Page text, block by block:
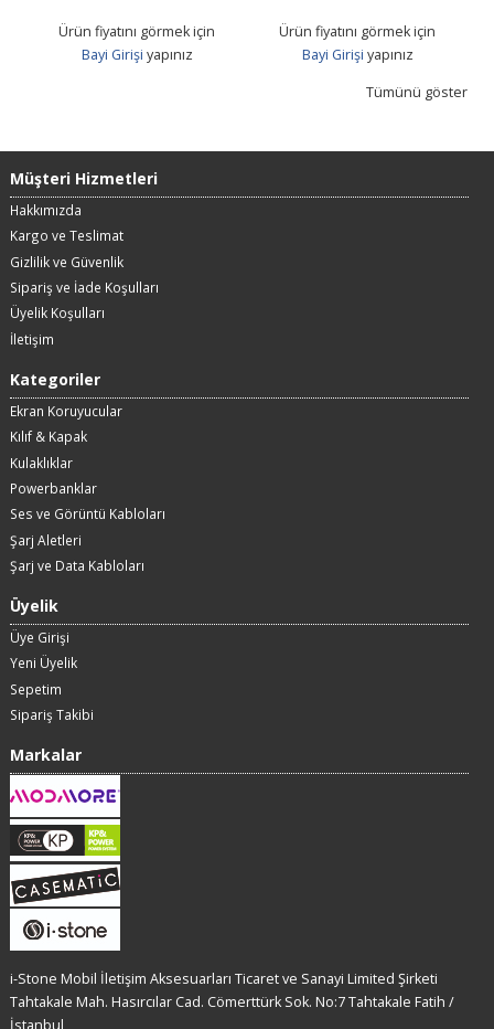
Ürün fiyatını görmek için
Bayi Girişi yapınız
Ürün fiyatını görmek için
Bayi Girişi yapınız
Tümünü göster
Müşteri Hizmetleri
Hakkımızda
Kargo ve Teslimat
Gizlilik ve Güvenlik
Sipariş ve İade Koşulları
Üyelik Koşulları
İletişim
Kategoriler
Ekran Koruyucular
Kılıf & Kapak
Kulaklıklar
Powerbanklar
Ses ve Görüntü Kabloları
Şarj Aletleri
Şarj ve Data Kabloları
Üyelik
Üye Girişi
Yeni Üyelik
Sepetim
Sipariş Takibi
Markalar
i-Stone Mobil İletişim Aksesuarları Ticaret ve Sanayi Limited Şirketi
Tahtakale Mah. Hasırcılar Cad. Cömerttürk Sok. No:7 Tahtakale Fatih /